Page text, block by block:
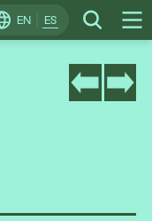
EN ES Search
Change
Locale